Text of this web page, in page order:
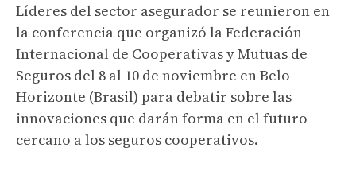
Líderes del sector asegurador se reunieron en
la conferencia que organizó la Federación
Internacional de Cooperativas y Mutuas de
Seguros del 8 al 10 de noviembre en Belo
Horizonte (Brasil) para debatir sobre las
innovaciones que darán forma en el futuro
cercano a los seguros cooperativos.